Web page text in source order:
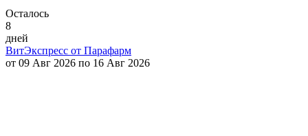
Осталось
8
дней
ВитЭкспресс от Парафарм
от 09 Авг 2026 по 16 Авг 2026